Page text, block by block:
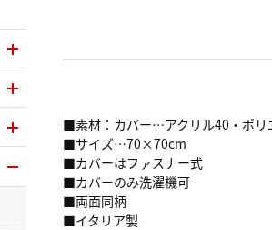
■素材：カバー…アクリル40・ポリ
■サイズ…70×70cm
■カバーはファスナー式
■カバーのみ洗濯機可
■両面同柄
■イタリア製